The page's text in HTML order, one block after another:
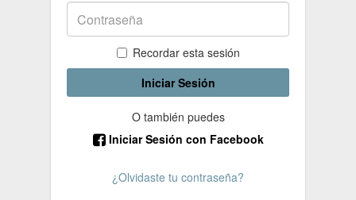
Recordar esta sesión
Iniciar Sesión
O también puedes
Iniciar Sesión con Facebook
¿Olvidaste tu contraseña?